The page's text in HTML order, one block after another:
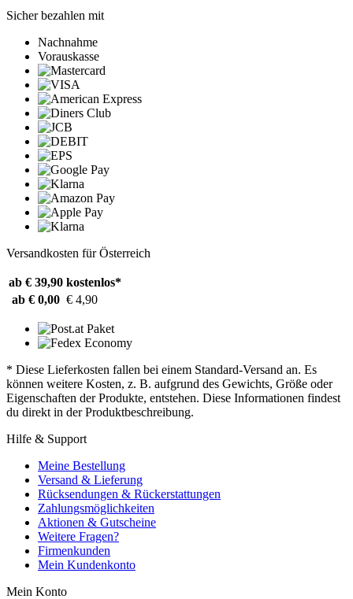
Sicher bezahlen mit
Nachnahme
Vorauskasse
Versandkosten für Österreich
ab € 39,90 kostenlos*
ab € 0,00 € 4,90
* Diese Lieferkosten fallen bei einem Standard-Versand an. Es
können weitere Kosten, z. B. aufgrund des Gewichts, Größe oder
Eigenschaften der Produkte, entstehen. Diese Informationen findest
du direkt in der Produktbeschreibung.
Hilfe & Support
Meine Bestellung
Versand & Lieferung
Rücksendungen & Rückerstattungen
Zahlungsmöglichkeiten
Aktionen & Gutscheine
Weitere Fragen?
Firmenkunden
Mein Kundenkonto
Mein Konto